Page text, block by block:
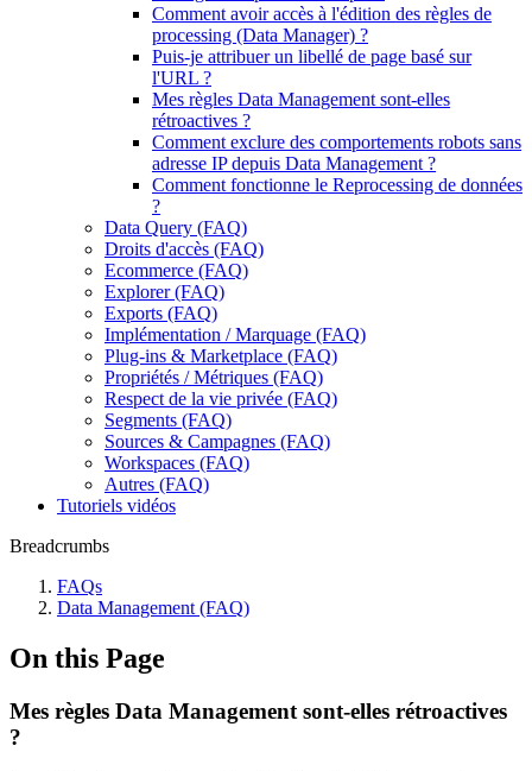
Comment avoir accès à l'édition des règles de
processing (Data Manager) ?
Puis-je attribuer un libellé de page basé sur
l'URL ?
Mes règles Data Management sont-elles
rétroactives ?
Comment exclure des comportements robots sans
adresse IP depuis Data Management ?
Comment fonctionne le Reprocessing de données
?
Data Query (FAQ)
Droits d'accès (FAQ)
Ecommerce (FAQ)
Explorer (FAQ)
Exports (FAQ)
Implémentation / Marquage (FAQ)
Plug-ins & Marketplace (FAQ)
Propriétés / Métriques (FAQ)
Respect de la vie privée (FAQ)
Segments (FAQ)
Sources & Campagnes (FAQ)
Workspaces (FAQ)
Autres (FAQ)
Tutoriels vidéos
Breadcrumbs
FAQs
Data Management (FAQ)
On this Page
Mes règles Data Management sont-elles rétroactives
?